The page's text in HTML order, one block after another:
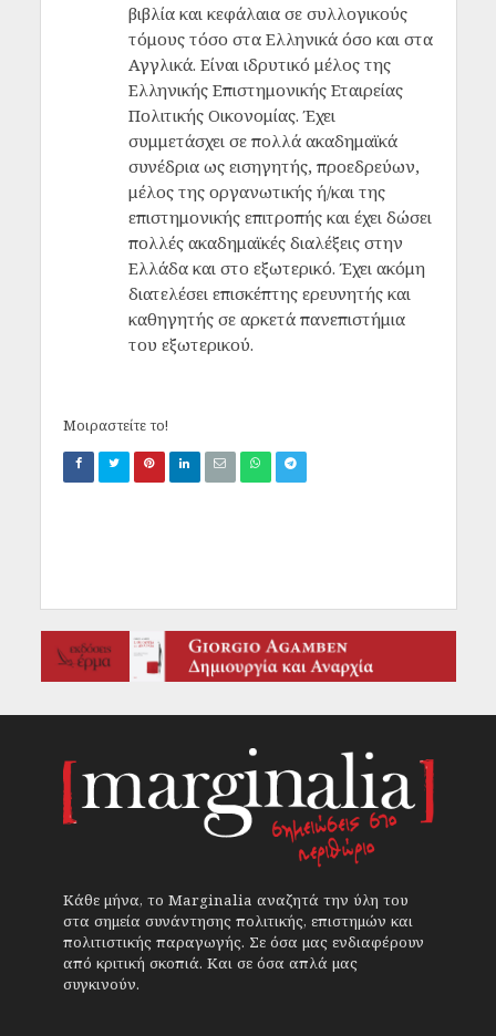
βιβλία και κεφάλαια σε συλλογικούς
τόμους τόσο στα Ελληνικά όσο και στα
Αγγλικά. Είναι ιδρυτικό μέλος της
Ελληνικής Επιστημονικής Εταιρείας
Πολιτικής Οικονομίας. Έχει
συμμετάσχει σε πολλά ακαδημαϊκά
συνέδρια ως εισηγητής, προεδρεύων,
μέλος της οργανωτικής ή/και της
επιστημονικής επιτροπής και έχει δώσει
πολλές ακαδημαϊκές διαλέξεις στην
Ελλάδα και στο εξωτερικό. Έχει ακόμη
διατελέσει επισκέπτης ερευνητής και
καθηγητής σε αρκετά πανεπιστήμια
του εξωτερικού.
Μοιραστείτε το!
Κάθε μήνα, το Marginalia αναζητά την ύλη του
στα σημεία συνάντησης πολιτικής, επιστημών και
πολιτιστικής παραγωγής. Σε όσα μας ενδιαφέρουν
από κριτική σκοπιά. Και σε όσα απλά μας
συγκινούν.